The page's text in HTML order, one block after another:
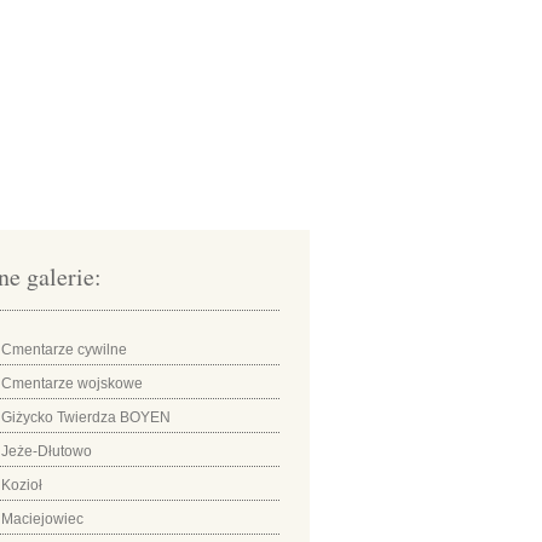
galerie:
Cmentarze cywilne
Cmentarze wojskowe
Giżycko Twierdza BOYEN
Jeże-Dłutowo
Kozioł
Maciejowiec